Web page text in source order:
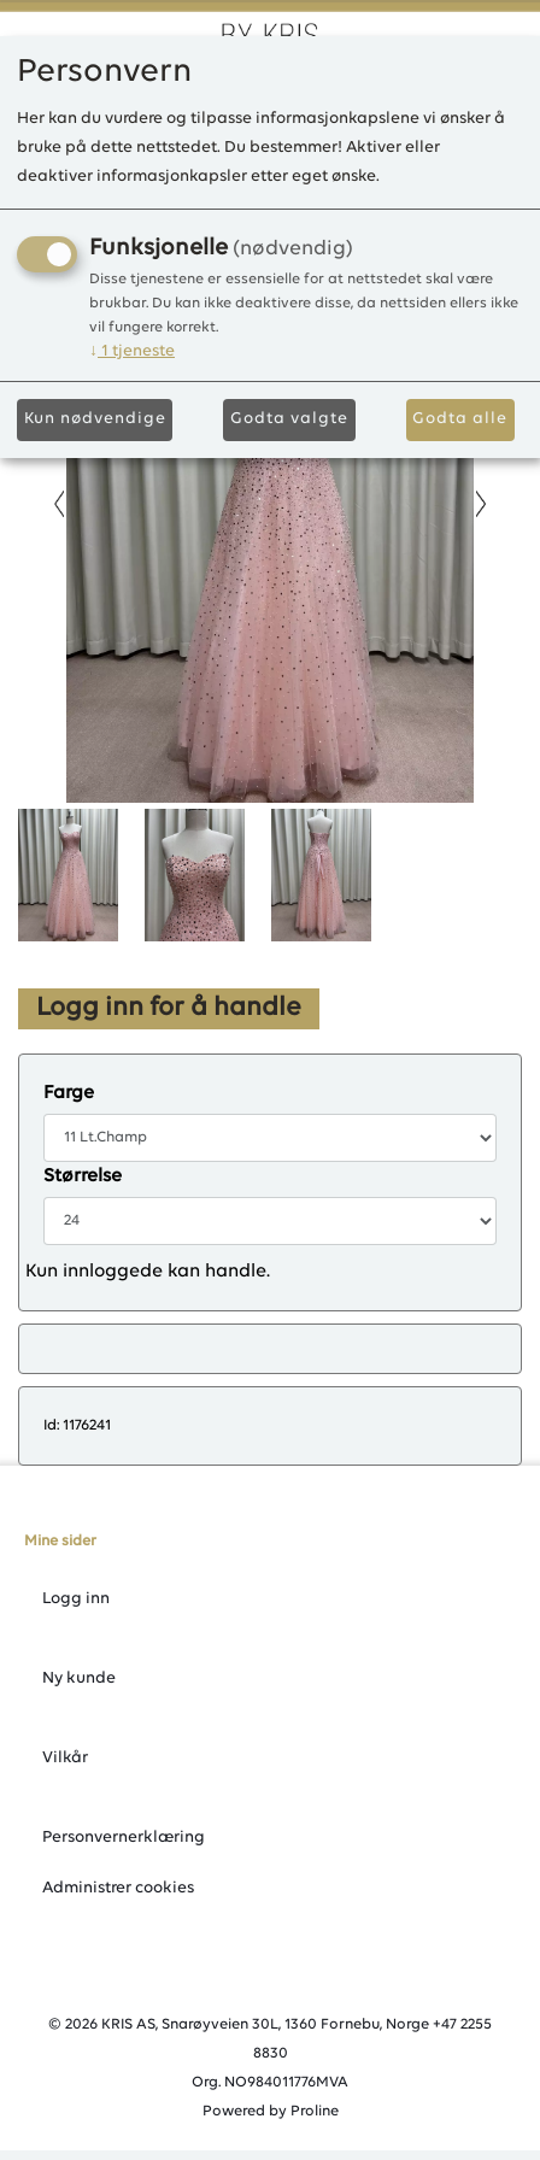
0
KB Donna lang kjole Tulle
Tulle
Logg inn for å handle
Farge
Størrelse
Kun innloggede kan handle.
Id: 1176241
Mine sider
Logg inn
Ny kunde
Vilkår
Personvernerklæring
Administrer cookies
© 2026 KRIS AS, Snarøyveien 30L, 1360 Fornebu, Norge +47 2255
8830
Org. NO984011776MVA
Powered by Proline
Personvern
Her kan du vurdere og tilpasse informasjonkapslene vi ønsker å
bruke på dette nettstedet. Du bestemmer! Aktiver eller
deaktiver informasjonkapsler etter eget ønske.
Funksjonelle (nødvendig)
Disse tjenestene er essensielle for at nettstedet skal være
brukbar. Du kan ikke deaktivere disse, da nettsiden ellers ikke
vil fungere korrekt.
↓ 1 tjeneste
Kun nødvendige Godta valgte Godta alle